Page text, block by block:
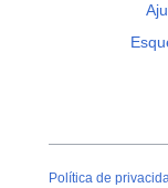
Política de